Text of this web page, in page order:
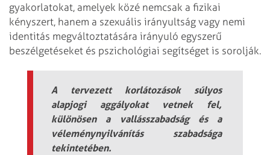
gyakorlatokat, amelyek közé nemcsak a fizikai
kényszert, hanem a szexuális irányultság vagy nemi
identitás megváltoztatására irányuló egyszerű
beszélgetéseket és pszichológiai segítséget is sorolják.
A tervezett korlátozások súlyos
alapjogi aggályokat vetnek fel,
különösen a vallásszabadság és a
véleménynyilvánítás szabadsága
tekintetében.